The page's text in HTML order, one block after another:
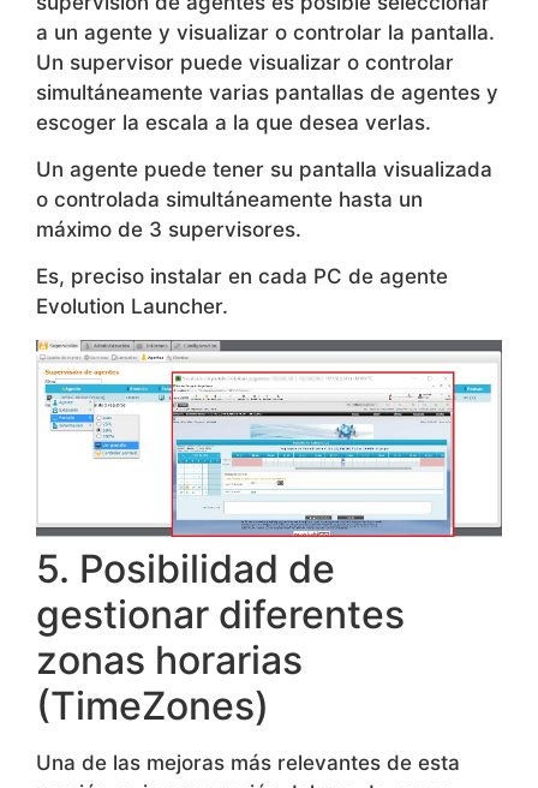
a un agente y visualizar o controlar la pantalla.
Un supervisor puede visualizar o controlar
simultáneamente varias pantallas de agentes y
escoger la escala a la que desea verlas.
Un agente puede tener su pantalla visualizada
o controlada simultáneamente hasta un
máximo de 3 supervisores.
Es, preciso instalar en cada PC de agente
Evolution Launcher.
5. Posibilidad de
gestionar diferentes
zonas horarias
(TimeZones)
Una de las mejoras más relevantes de esta